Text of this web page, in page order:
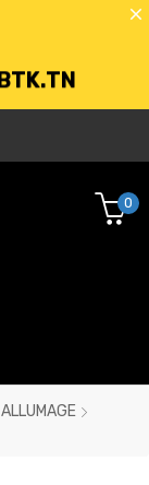
0
ALLUMAGE